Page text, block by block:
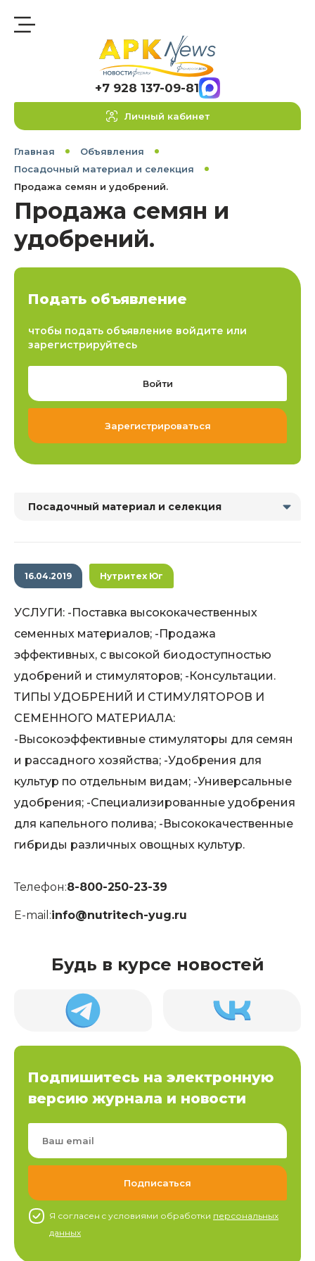
+7 928 137-09-81
Личный кабинет
Главная
Объявления
Посадочный материал и селекция
Продажа семян и удобрений.
Продажа семян и
удобрений.
Подать объявление
чтобы подать объявление войдите или
зарегистрируйтесь
Войти
Зарегистрироваться
Посадочный материал и селекция
16.04.2019 Нутритех Юг
УСЛУГИ: -Поставка высококачественных
семенных материалов; -Продажа
эффективных, с высокой биодоступностью
удобрений и стимуляторов; -Консультации.
ТИПЫ УДОБРЕНИЙ И СТИМУЛЯТОРОВ И
СЕМЕННОГО МАТЕРИАЛА:
-Высокоэффективные стимуляторы для семян
и рассадного хозяйства; -Удобрения для
культур по отдельным видам; -Универсальные
удобрения; -Специализированные удобрения
для капельного полива; -Высококачественные
гибриды различных овощных культур.
Телефон:8-800-250-23-39
E-mail:info@nutritech-yug.ru
Будь в курсе новостей
Подпишитесь на электронную
версию журнала и новости
Я согласен c условиями обработки персональных
данных